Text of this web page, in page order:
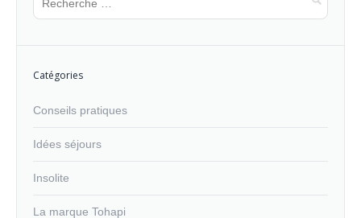
Catégories
Conseils pratiques
Idées séjours
Insolite
La marque Tohapi